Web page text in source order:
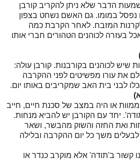
הדבר שלא ניתן להקריב קורבן
נפסל במומו. גם האשם נשחט בצפון
המזבח. לאחר הקרבת כמה
בעזרה לכוהנים הטהורים חברי אותו
שיש לכוהנים בקורבנות. קורבן עולה:
את עורו מפשיטים לפני ההקרבה
לבני בית האב שמקריבים באותו יום.
או היה במצב של סכנת חיים, חייב
יחד עם הקורבן יש להביא מנחות.
ואת החזה והשוק מהבשר, ושאר
לבעלים משך כל יום ההקרבה ובלילה
קשור ב'תודה' אלא מוקרב כנדר או